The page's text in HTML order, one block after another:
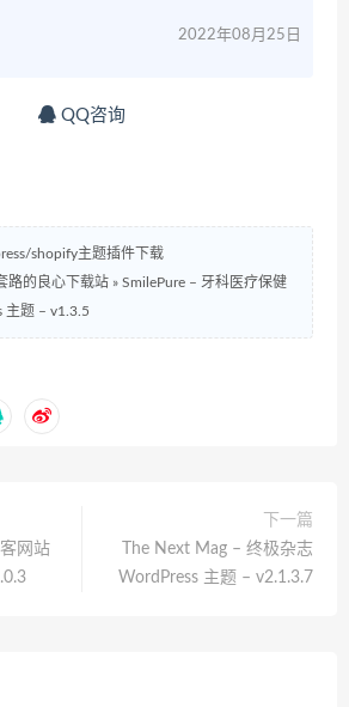
2022年08月25日
QQ咨询
shopify主题插件下载
路的良心下载站 » SmilePure – 牙科医疗保健
主题 – v1.3.5
网站
下一篇
The Next Mag – 终极杂志
WordPress 主题 – v2.1.3.7